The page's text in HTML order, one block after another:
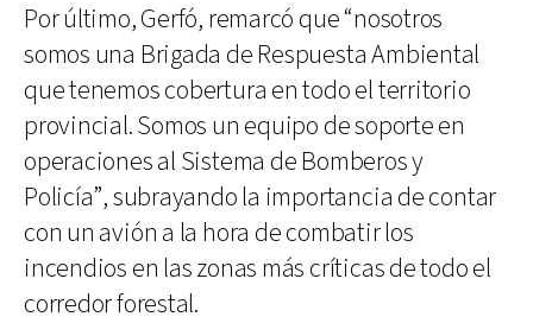
Por último, Gerfó, remarcó que “nosotros
somos una Brigada de Respuesta Ambiental
que tenemos cobertura en todo el territorio
provincial. Somos un equipo de soporte en
operaciones al Sistema de Bomberos y
Policía”, subrayando la importancia de contar
con un avión a la hora de combatir los
incendios en las zonas más críticas de todo el
corredor forestal.